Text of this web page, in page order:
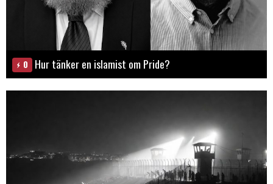
0 Hur tänker en islamist om Pride?